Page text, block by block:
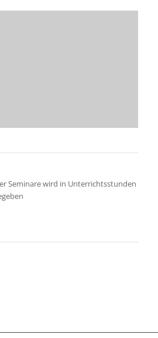
Seminare wird in Unterrichtsstunden